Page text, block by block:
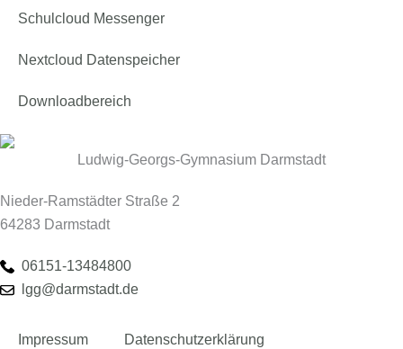
Ludwig-Georgs-Gymnasium Darmstadt
Nieder-Ramstädter Straße 2
64283 Darmstadt
06151-13484800
lgg@darmstadt.de
Impressum Datenschutzerklärung
Schulcloud Messenger
Nextcloud Datenspeicher
Downloadbereich